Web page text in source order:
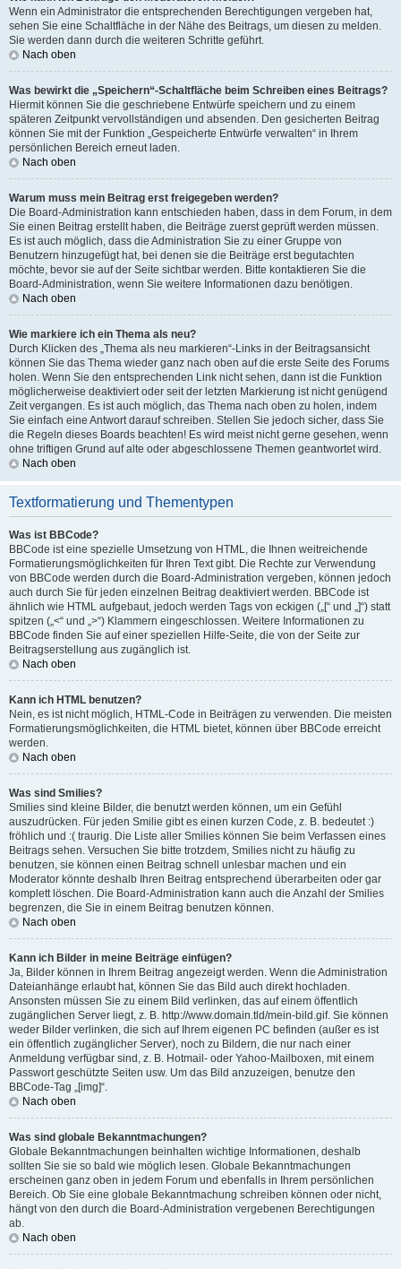
Wenn ein Administrator die entsprechenden Berechtigungen vergeben hat,
sehen Sie eine Schaltfläche in der Nähe des Beitrags, um diesen zu melden.
Sie werden dann durch die weiteren Schritte geführt.
Nach oben
Was bewirkt die „Speichern“-Schaltfläche beim Schreiben eines Beitrags?
Hiermit können Sie die geschriebene Entwürfe speichern und zu einem
späteren Zeitpunkt vervollständigen und absenden. Den gesicherten Beitrag
können Sie mit der Funktion „Gespeicherte Entwürfe verwalten“ in Ihrem
persönlichen Bereich erneut laden.
Nach oben
Warum muss mein Beitrag erst freigegeben werden?
Die Board-Administration kann entschieden haben, dass in dem Forum, in dem
Sie einen Beitrag erstellt haben, die Beiträge zuerst geprüft werden müssen.
Es ist auch möglich, dass die Administration Sie zu einer Gruppe von
Benutzern hinzugefügt hat, bei denen sie die Beiträge erst begutachten
möchte, bevor sie auf der Seite sichtbar werden. Bitte kontaktieren Sie die
Board-Administration, wenn Sie weitere Informationen dazu benötigen.
Nach oben
Wie markiere ich ein Thema als neu?
Durch Klicken des „Thema als neu markieren“-Links in der Beitragsansicht
können Sie das Thema wieder ganz nach oben auf die erste Seite des Forums
holen. Wenn Sie den entsprechenden Link nicht sehen, dann ist die Funktion
möglicherweise deaktiviert oder seit der letzten Markierung ist nicht genügend
Zeit vergangen. Es ist auch möglich, das Thema nach oben zu holen, indem
Sie einfach eine Antwort darauf schreiben. Stellen Sie jedoch sicher, dass Sie
die Regeln dieses Boards beachten! Es wird meist nicht gerne gesehen, wenn
ohne triftigen Grund auf alte oder abgeschlossene Themen geantwortet wird.
Nach oben
Textformatierung und Thementypen
Was ist BBCode?
BBCode ist eine spezielle Umsetzung von HTML, die Ihnen weitreichende
Formatierungsmöglichkeiten für Ihren Text gibt. Die Rechte zur Verwendung
von BBCode werden durch die Board-Administration vergeben, können jedoch
auch durch Sie für jeden einzelnen Beitrag deaktiviert werden. BBCode ist
ähnlich wie HTML aufgebaut, jedoch werden Tags von eckigen („[“ und „]“) statt
spitzen („<“ und „>“) Klammern eingeschlossen. Weitere Informationen zu
BBCode finden Sie auf einer speziellen Hilfe-Seite, die von der Seite zur
Beitragserstellung aus zugänglich ist.
Nach oben
Kann ich HTML benutzen?
Nein, es ist nicht möglich, HTML-Code in Beiträgen zu verwenden. Die meisten
Formatierungsmöglichkeiten, die HTML bietet, können über BBCode erreicht
werden.
Nach oben
Was sind Smilies?
Smilies sind kleine Bilder, die benutzt werden können, um ein Gefühl
auszudrücken. Für jeden Smilie gibt es einen kurzen Code, z. B. bedeutet :)
fröhlich und :( traurig. Die Liste aller Smilies können Sie beim Verfassen eines
Beitrags sehen. Versuchen Sie bitte trotzdem, Smilies nicht zu häufig zu
benutzen, sie können einen Beitrag schnell unlesbar machen und ein
Moderator könnte deshalb Ihren Beitrag entsprechend überarbeiten oder gar
komplett löschen. Die Board-Administration kann auch die Anzahl der Smilies
begrenzen, die Sie in einem Beitrag benutzen können.
Nach oben
Kann ich Bilder in meine Beiträge einfügen?
Ja, Bilder können in Ihrem Beitrag angezeigt werden. Wenn die Administration
Dateianhänge erlaubt hat, können Sie das Bild auch direkt hochladen.
Ansonsten müssen Sie zu einem Bild verlinken, das auf einem öffentlich
zugänglichen Server liegt, z. B. http://www.domain.tld/mein-bild.gif. Sie können
weder Bilder verlinken, die sich auf Ihrem eigenen PC befinden (außer es ist
ein öffentlich zugänglicher Server), noch zu Bildern, die nur nach einer
Anmeldung verfügbar sind, z. B. Hotmail- oder Yahoo-Mailboxen, mit einem
Passwort geschützte Seiten usw. Um das Bild anzuzeigen, benutze den
BBCode-Tag „[img]“.
Nach oben
Was sind globale Bekanntmachungen?
Globale Bekanntmachungen beinhalten wichtige Informationen, deshalb
sollten Sie sie so bald wie möglich lesen. Globale Bekanntmachungen
erscheinen ganz oben in jedem Forum und ebenfalls in Ihrem persönlichen
Bereich. Ob Sie eine globale Bekanntmachung schreiben können oder nicht,
hängt von den durch die Board-Administration vergebenen Berechtigungen
ab.
Nach oben